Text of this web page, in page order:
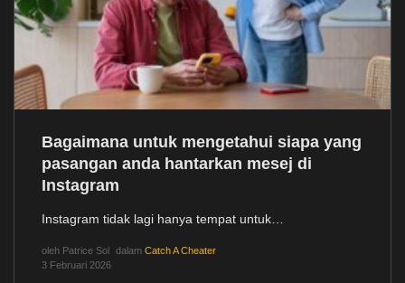
Bagaimana untuk mengetahui siapa yang
pasangan anda hantarkan mesej di
Instagram
Instagram tidak lagi hanya tempat untuk…
oleh Patrice Sol dalam Catch A Cheater
3 Februari 2026